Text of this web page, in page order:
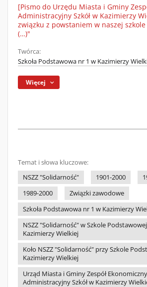
[Pismo do Urzędu Miasta i Gminy
Administracyjny Szkół w Kazimierzy
związku z powstaniem w naszej
(…)"
Twórca:
Szkoła Podstawowa nr 1 w Kazimierzy
Więcej
Temat i słowa kluczowe:
NSZZ "Solidarność"
1901-2000
1989-2000
Związki zawodowe
Szkoła Podstawowa nr 1 w Kazimierzy
NSZZ "Solidarność" w Szkole
Kazimierzy Wielkiej
Koło NSZZ "Solidarność" przy Szkole
Kazimierzy Wielkiej
Urząd Miasta i Gminy Zespół
Administracyjny Szkół w Kazimierzy